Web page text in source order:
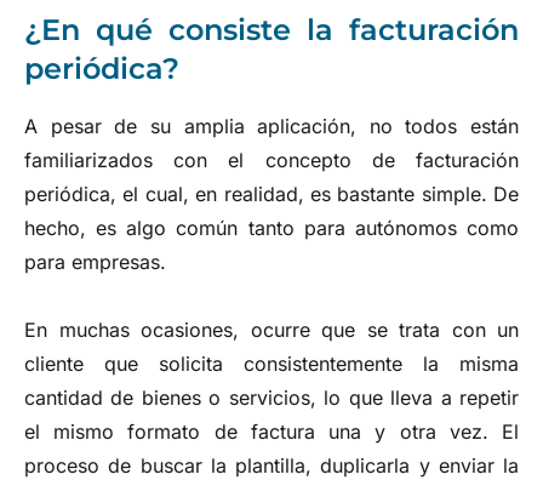
¿En qué consiste la facturación
periódica?
A pesar de su amplia aplicación, no todos están
familiarizados con el concepto de facturación
periódica, el cual, en realidad, es bastante simple. De
hecho, es algo común tanto para autónomos como
para empresas.
En muchas ocasiones, ocurre que se trata con un
cliente que solicita consistentemente la misma
cantidad de bienes o servicios, lo que lleva a repetir
el mismo formato de factura una y otra vez. El
proceso de buscar la plantilla, duplicarla y enviar la